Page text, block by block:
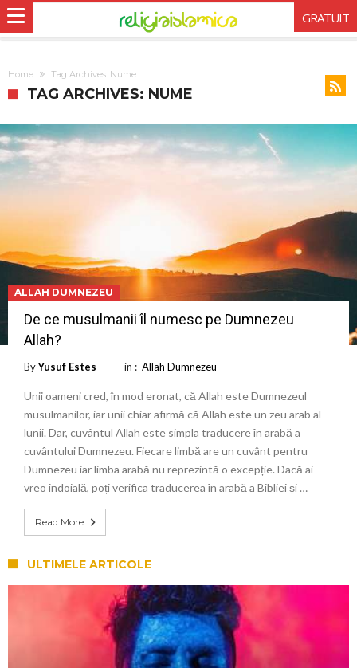
GRATUIT
Home Tag Archives: Nume
TAG ARCHIVES: NUME
ALLAH DUMNEZEU
De ce musulmanii îl numesc pe Dumnezeu
Allah?
ByYusuf Estes in : Allah Dumnezeu
Unii oameni cred, în mod eronat, că Allah este Dumnezeul
musulmanilor, iar unii chiar afirmă că Allah este un zeu arab al
lunii. Dar, cuvântul Allah este simpla traducere în arabă a
cuvântului Dumnezeu. Fiecare limbă are un cuvânt pentru
Dumnezeu iar limba arabă nu reprezintă o excepție. Dacă ai
vreo îndoială, poți verifica traducerea în arabă a Bibliei și …
Read More
ULTIMELE ARTICOLE